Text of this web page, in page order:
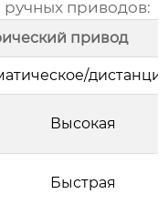
приводов:
привод
Высокая
Быстрая